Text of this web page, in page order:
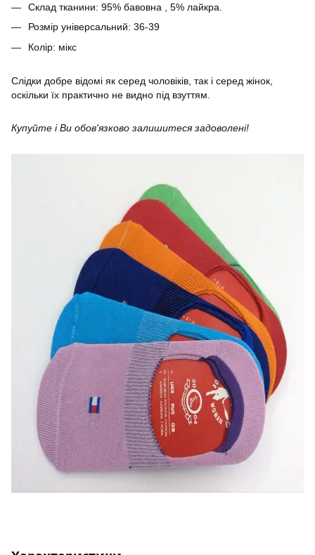
Склад тканини: 95% бавовна , 5% лайкра.
Розмір універсальний: 36-39
Колір: мікс
Слідки добре відомі як серед чоловіків, так і серед жінок,
оскільки їх практично не видно під взуттям.
Купуйте і Ви обов'язково залишитеся задоволені!